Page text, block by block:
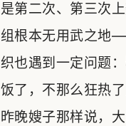
是第二次、第三次
组根本无用武之地
织也遇到一定问题
饭了，不那么狂热
昨晚嫂子那样说，